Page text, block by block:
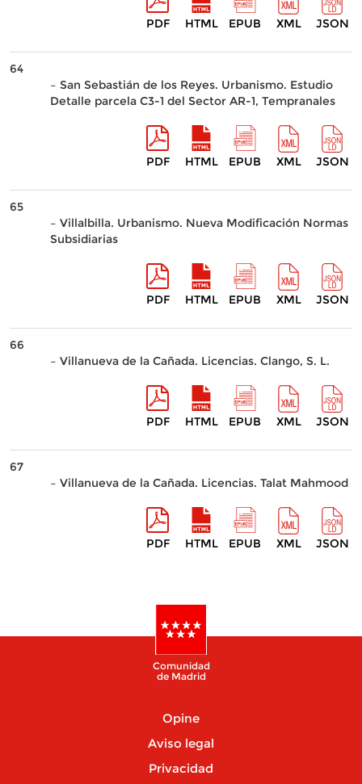
PDF HTML EPUB XML JSON
64
– San Sebastián de los Reyes. Urbanismo. Estudio
Detalle parcela C3-1 del Sector AR-1, Tempranales
PDF HTML EPUB XML JSON
65
– Villalbilla. Urbanismo. Nueva Modificación Normas
Subsidiarias
PDF HTML EPUB XML JSON
66
– Villanueva de la Cañada. Licencias. Clango, S. L.
PDF HTML EPUB XML JSON
67
– Villanueva de la Cañada. Licencias. Talat Mahmood
PDF HTML EPUB XML JSON
Comunidad
de Madrid
Opine
Aviso legal
Privacidad